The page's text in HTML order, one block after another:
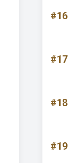
#16
#17
#18
#19